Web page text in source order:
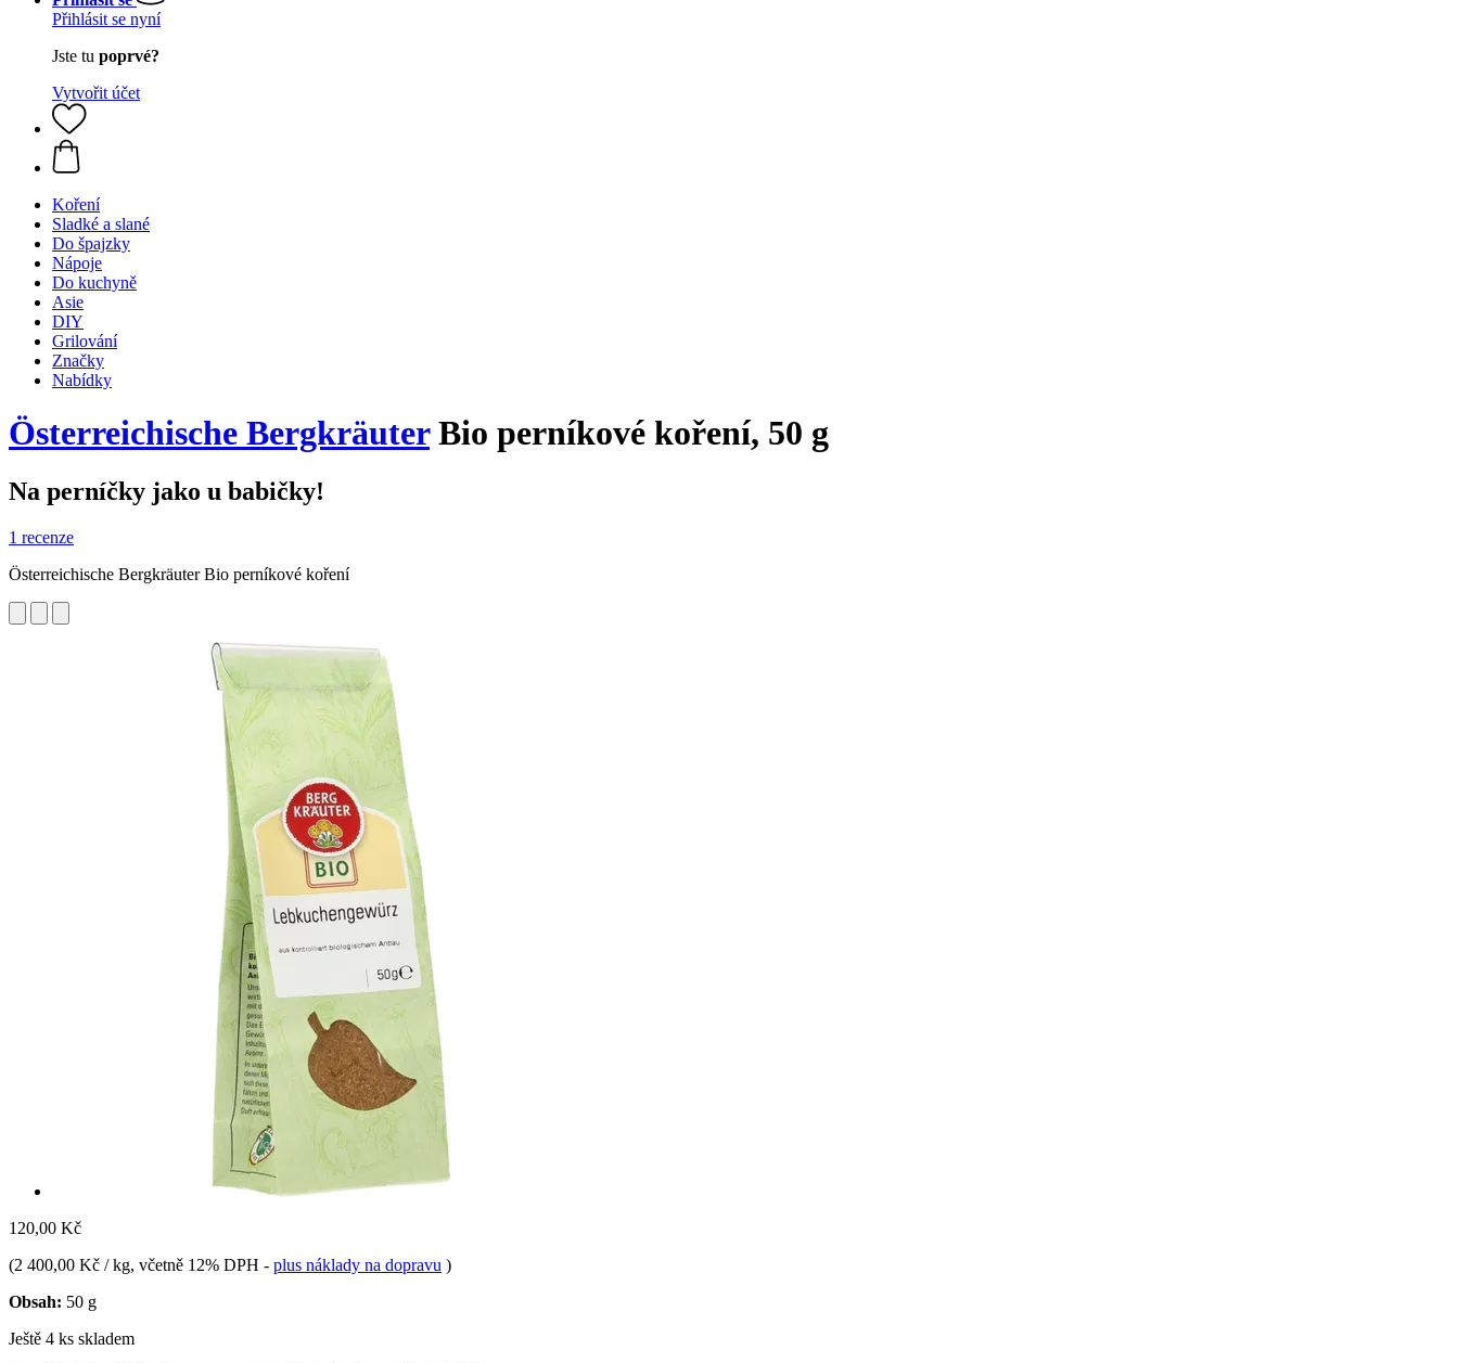
Přihlásit se nyní
Jste tu poprvé?
Vytvořit účet
Koření
Sladké a slané
Do špajzky
Nápoje
Do kuchyně
Asie
DIY
Grilování
Značky
Nabídky
Österreichische BergkräuterBio perníkové koření, 50 g
Na perníčky jako u babičky!
1 recenze
Österreichische Bergkräuter Bio perníkové koření
120,00 Kč
(2 400,00 Kč / kg, včetně 12% DPH - plus náklady na dopravu )
Obsah: 50 g
Ještě 4 ks skladem